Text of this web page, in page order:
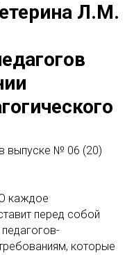
Л.М.
выпуске № 06 (20)
каждое
перед собой
которые